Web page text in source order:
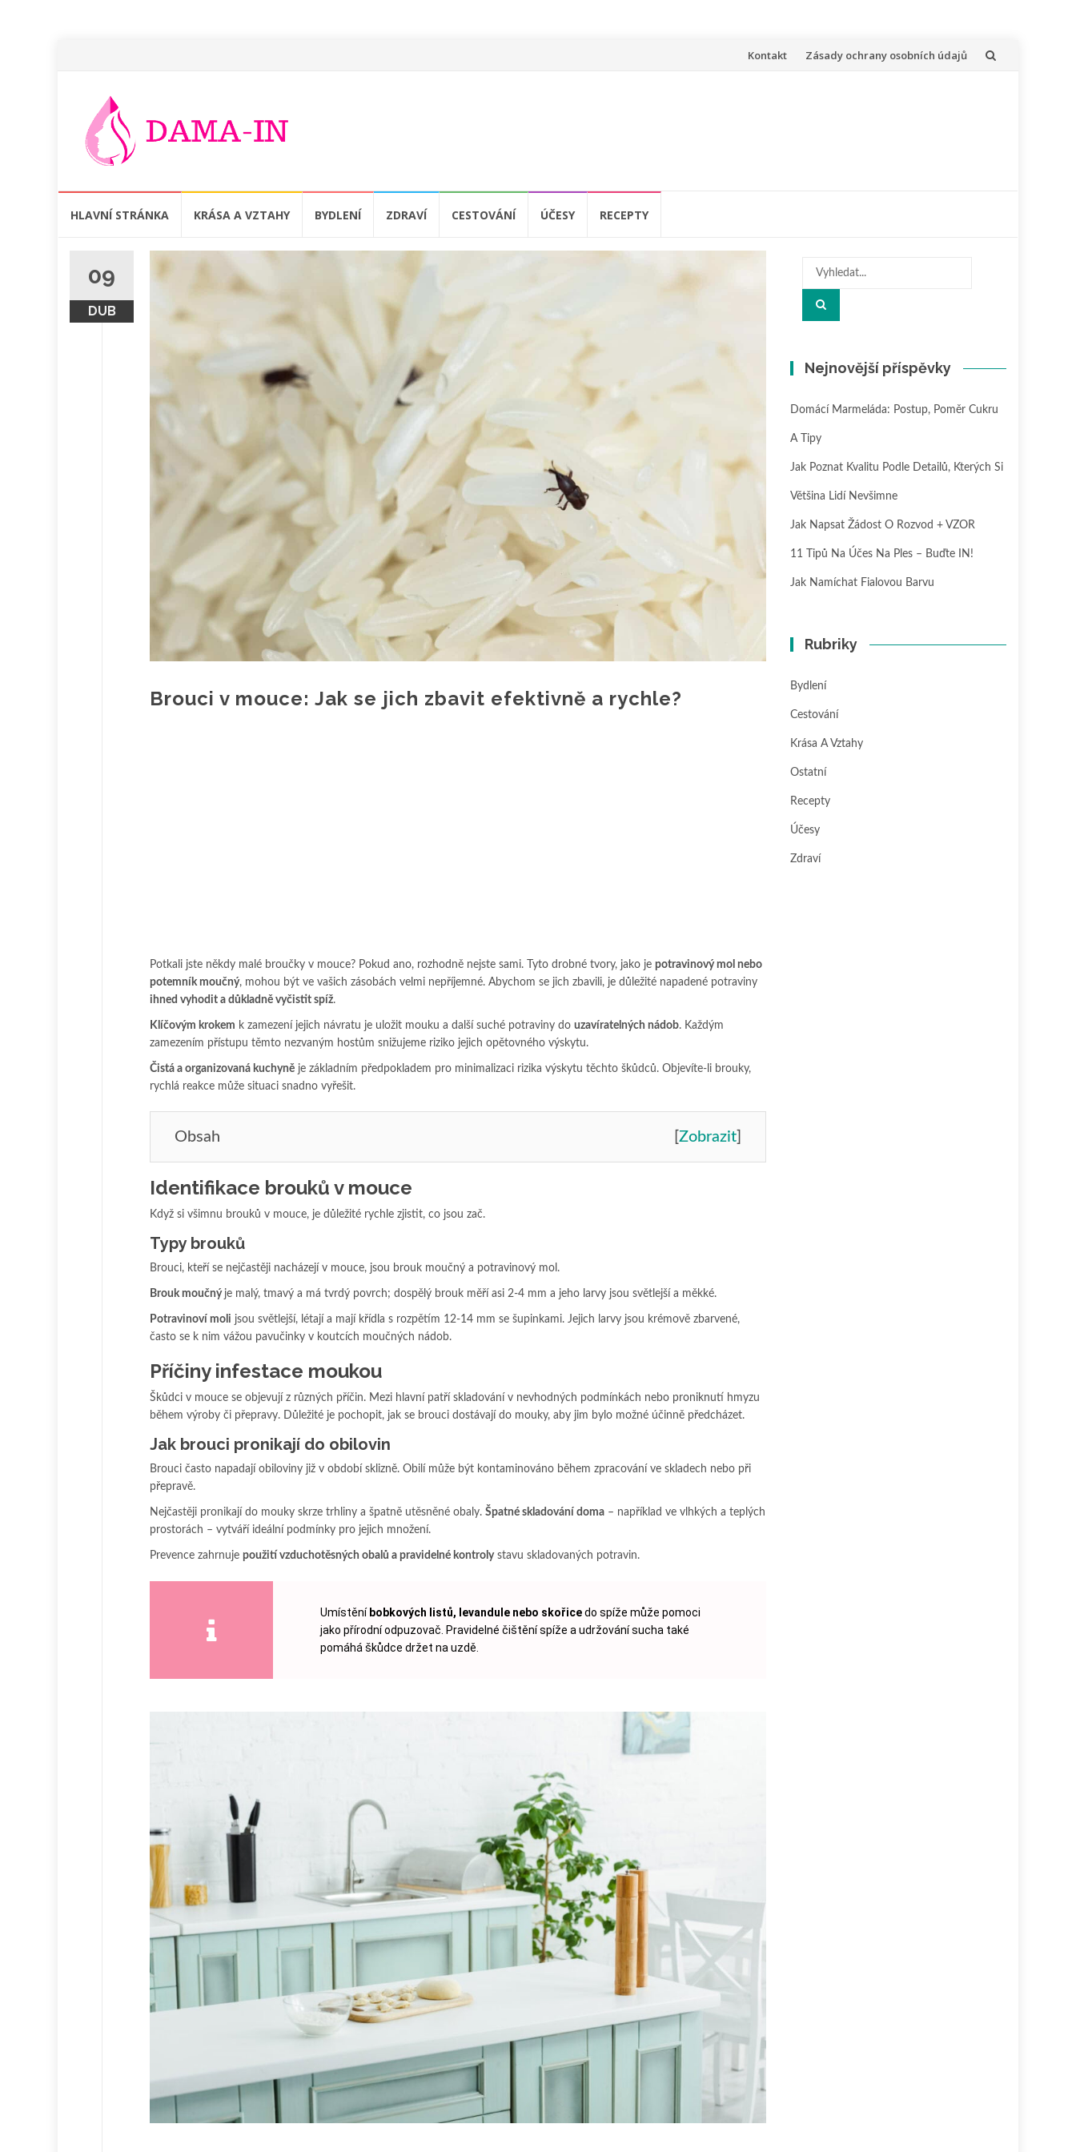
Přeskočit
Kontakt Zásady ochrany osobních údajů
HLAVNÍ STRÁNKA KRÁSA A VZTAHY BYDLENÍ ZDRAVÍ CESTOVÁNÍ ÚČESY RECEPTY
09
DUB
Brouci v mouce: Jak se jich zbavit efektivně a rychle?
Potkali jste někdy malé broučky v mouce? Pokud ano, rozhodně nejste sami. Tyto drobné tvory, jako je potravinový mol nebo
potemník moučný, mohou být ve vašich zásobách velmi nepříjemné. Abychom se jich zbavili, je důležité napadené potraviny
ihned vyhodit a důkladně vyčistit spíž.
Klíčovým krokem k zamezení jejich návratu je uložit mouku a další suché potraviny do uzavíratelných nádob. Každým
zamezením přístupu těmto nezvaným hostům snižujeme riziko jejich opětovného výskytu.
Čistá a organizovaná kuchyně je základním předpokladem pro minimalizaci rizika výskytu těchto škůdců. Objevíte-li brouky,
rychlá reakce může situaci snadno vyřešit.
Obsah Zobrazit
Identifikace brouků v mouce
Když si všimnu brouků v mouce, je důležité rychle zjistit, co jsou zač.
Typy brouků
Brouci, kteří se nejčastěji nacházejí v mouce, jsou brouk moučný a potravinový mol.
Brouk moučný je malý, tmavý a má tvrdý povrch; dospělý brouk měří asi 2-4 mm a jeho larvy jsou světlejší a měkké.
Potravinoví moli jsou světlejší, létají a mají křídla s rozpětím 12-14 mm se šupinkami. Jejich larvy jsou krémově zbarvené,
často se k nim vážou pavučinky v koutcích moučných nádob.
Příčiny infestace moukou
Škůdci v mouce se objevují z různých příčin. Mezi hlavní patří skladování v nevhodných podmínkách nebo proniknutí hmyzu
během výroby či přepravy. Důležité je pochopit, jak se brouci dostávají do mouky, aby jim bylo možné účinně předcházet.
Jak brouci pronikají do obilovin
Brouci často napadají obiloviny již v období sklizně. Obilí může být kontaminováno během zpracování ve skladech nebo při
přepravě.
Nejčastěji pronikají do mouky skrze trhliny a špatně utěsněné obaly. Špatné skladování doma – například ve vlhkých a teplých
prostorách – vytváří ideální podmínky pro jejich množení.
Prevence zahrnuje použití vzduchotěsných obalů a pravidelné kontrolystavu skladovaných potravin.
Umístění bobkových listů, levandule nebo skořicedo spíže může pomoci
jako přírodní odpuzovač. Pravidelné čištění spíže a udržování sucha také
pomáhá škůdce držet na uzdě.
Hledat:
Nejnovější příspěvky
Domácí Marmeláda: Postup, Poměr Cukru
A Tipy
Jak Poznat Kvalitu Podle Detailů, Kterých Si
Většina Lidí Nevšimne
Jak Napsat Žádost O Rozvod + VZOR
11 Tipů Na Účes Na Ples – Buďte IN!
Jak Namíchat Fialovou Barvu
Rubriky
Bydlení
Cestování
Krása A Vztahy
Ostatní
Recepty
Účesy
Zdraví